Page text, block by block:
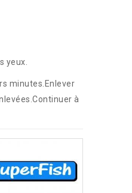
yeux.
minutes.Enlever
à